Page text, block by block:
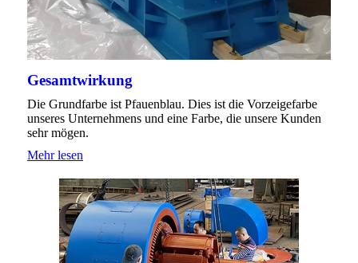
Gesamtwirkung
Die Grundfarbe ist Pfauenblau. Dies ist die Vorzeigefarbe
unseres Unternehmens und eine Farbe, die unsere Kunden
sehr mögen.
Mehr lesen